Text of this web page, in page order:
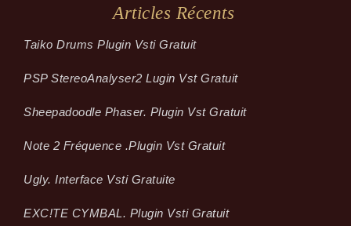
Articles Récents
Taiko Drums Plugin Vsti Gratuit
PSP StereoAnalyser2 Lugin Vst Gratuit
Sheepadoodle Phaser. Plugin Vst Gratuit
Note 2 Fréquence .plugin Vst Gratuit
Ugly. Interface Vsti Gratuite
EXC!TE CYMBAL. Plugin Vsti Gratuit